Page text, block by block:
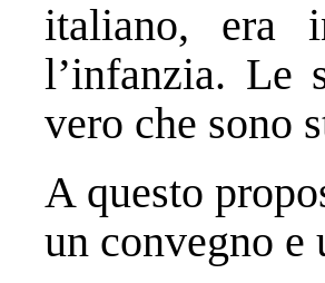
italiano, era
l’infanzia. Le
vero che sono
A questo
un convegno e